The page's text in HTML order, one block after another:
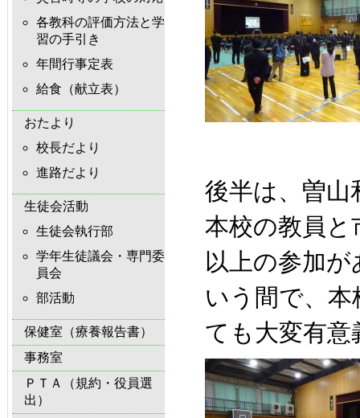
各教科の評価方法と学
習の手引き
年間行事定表
給食（献立表）
おたより
校長だより
進路だより
生徒会活動
生徒会執行部
学年生徒議会・専門委
員会
部活動
保健室（療養報告書）
事務室
ＰＴＡ（規約・役員選
出）
後半は、曽山
本校の教員と
以上の参加
いう間で、
ても大変有